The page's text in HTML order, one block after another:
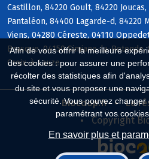
Afin de vous offrir la meilleure
des cookies : pour assurer une
récolter des statistiques afin
du site et vous proposer une
sécurité. Vous pouvez
paramétrant vos
En savoir plus et
Castillon, 84220 Goult, 84220
Pantaléon, 84400 Lagarde-d, 84220
Viens, 04280 Céreste, 04110
Brasque, 04150 Simiane-la-
Croix-à-Lauze
Biocoop.fr
Le
Copyright